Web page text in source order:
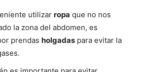
utilizar ropa que no nos
la zona del abdomen, es
prendas holgadas para evitar la